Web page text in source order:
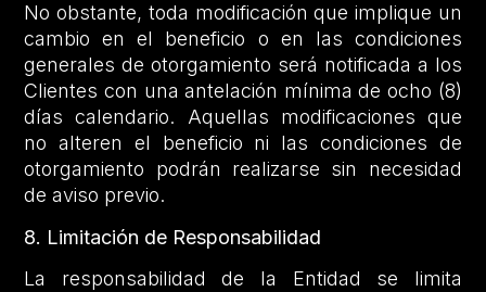
No obstante, toda modificación que implique un
cambio en el beneficio o en las condiciones
generales de otorgamiento será notificada a los
Clientes con una antelación mínima de ocho (8)
días calendario. Aquellas modificaciones que
no alteren el beneficio ni las condiciones de
otorgamiento podrán realizarse sin necesidad
de aviso previo.
8. Limitación de Responsabilidad
La responsabilidad de la Entidad se limita